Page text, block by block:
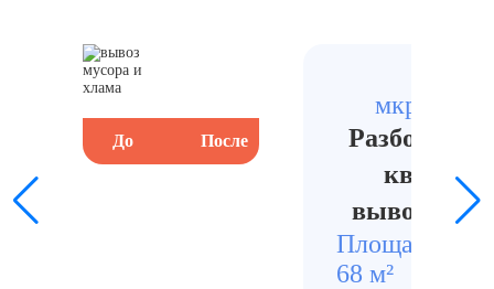
До После
мкр.
Разбор
вывозом
Площадь
68 м²